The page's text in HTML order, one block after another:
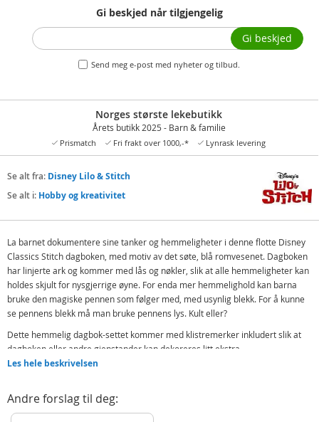
Gi beskjed når tilgjengelig
Send meg e-post med nyheter og tilbud.
Gi beskjed
Norges største lekebutikk
Årets butikk 2025 - Barn & familie
Prismatch Fri frakt over 1000,-* Lynrask levering
Se alt fra: Disney Lilo & Stitch
Se alt i: Hobby og kreativitet
La barnet dokumentere sine tanker og hemmeligheter i denne flotte Disney
Classics Stitch dagboken, med motiv av det søte, blå romvesenet. Dagboken
har linjerte ark og kommer med lås og nøkler, slik at alle hemmeligheter kan
holdes skjult for nysgjerrige øyne. For enda mer hemmelighold kan barna
bruke den magiske pennen som følger med, med usynlig blekk. For å kunne
se pennens blekk må man bruke pennens lys. Kult eller?
Dette hemmelig dagbok-settet kommer med klistremerker inkludert slik at
dagboken eller andre gjenstander kan dekoreres litt ekstra.
Inneholder:
Magisk penn
Les hele beskrivelsen
Andre forslag til deg: